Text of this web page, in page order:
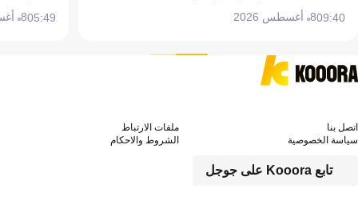
09:408 أغسطس 2026 05:498 أغسطس 2026
تابع Kooora على جوجل
اتصل بنا
ملفات الارتباط
سياسة الخصوصية
الشروط والاحكام